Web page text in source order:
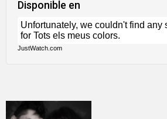
Disponible en
JustWatch.com